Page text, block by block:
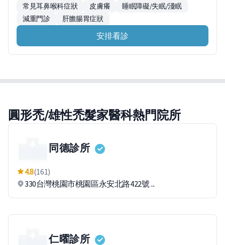
常見耳鼻喉科症狀 皮膚癢
睡眠障礙/失眠/淺眠
減重門診
肝膽腸胃症狀
安排看診
圓形禿/雄性禿髮家醫科熱門院所
同德診所
4.8(161)
330台灣桃園市桃園區永安北路422號 ...
仁曜診所